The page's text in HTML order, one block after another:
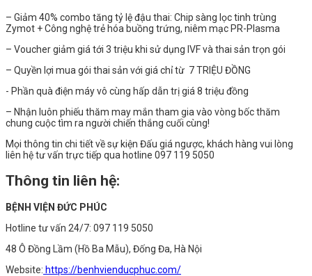
– Giảm 40% combo tăng tỷ lệ đậu thai: Chip sàng lọc tinh trùng
Zymot + Công nghệ trẻ hóa buồng trứng, niêm mạc PR-Plasma
– Voucher giảm giá tới 3 triệu️ khi sử dụng IVF và thai sản trọn gói
– Quyền lợi mua gói thai sản với giá chỉ từ 7 TRIỆU ĐỒNG
️- Phần quà điện máy vô cùng hấp dẫn trị giá 8 triệu đồng
– Nhận luôn phiếu thăm may mắn tham gia vào vòng bốc thăm
chung cuộc tìm ra người chiến thắng cuối cùng!
Mọi thông tin chi tiết về sự kiện Đấu giá ngược, khách hàng vui lòng
liên hệ tư vấn trực tiếp qua hotline 097 119 5050
Thông tin liên hệ:
BỆNH VIỆN ĐỨC PHÚC
Hotline tư vấn 24/7: 097 119 5050
48 Ô Đồng Lầm (Hồ Ba Mẫu), Đống Đa, Hà Nội
Website: https://benhvienducphuc.com/